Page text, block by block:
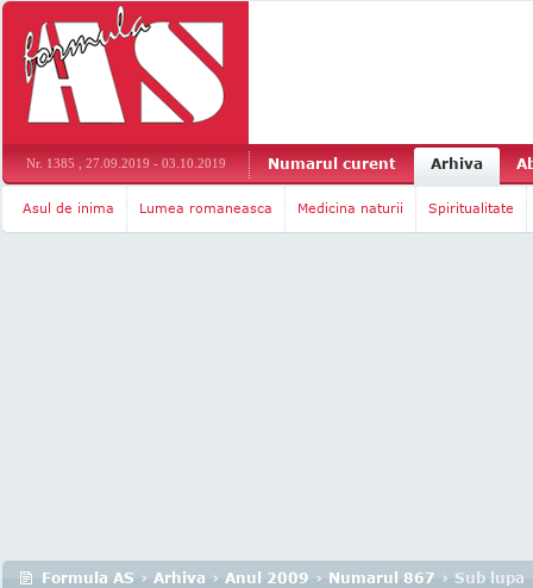
Nr. 1385 , 27.09.2019 - 03.10.2019 Numarul curent Arhiva
Asul de inima Lumea romaneasca Medicina naturii Spiritualitate
Formula AS › Arhiva › Anul 2009 › Numarul 867 › Sub lupa